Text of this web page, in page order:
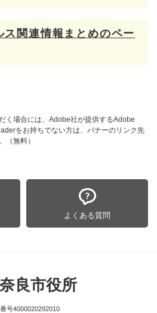
ス関連情報まとめのペー
く場合には、Adobe社が提供するAdobe
をお持ちでない方は、バナーのリンク先
（無料）
よくある質問
奈良市役所
号4000020292010